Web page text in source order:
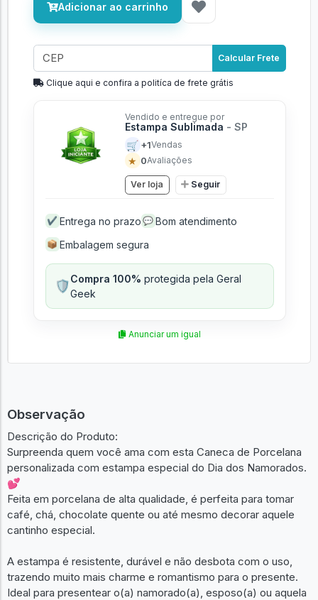
Adicionar ao carrinho
Calcular Frete
Clique aqui e confira a politíca de frete grátis
Vendido e entregue por
Estampa Sublimada - SP
🛒 +1Vendas
★ 0Avaliações
Ver loja Seguir
✔ Entrega no prazo 💬 Bom atendimento
📦 Embalagem segura
🛡️Compra 100% protegida pela Geral
Geek
Anunciar um igual
Observação
Descrição do Produto:
Surpreenda quem você ama com esta Caneca de Porcelana
personalizada com estampa especial do Dia dos Namorados.
💕
Feita em porcelana de alta qualidade, é perfeita para tomar
café, chá, chocolate quente ou até mesmo decorar aquele
cantinho especial.
A estampa é resistente, durável e não desbota com o uso,
trazendo muito mais charme e romantismo para o presente.
Ideal para presentear o(a) namorado(a), esposo(a) ou aquela